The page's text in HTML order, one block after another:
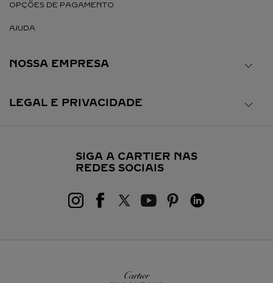
OPÇÕES DE PAGAMENTO
AJUDA
NOSSA EMPRESA
LEGAL E PRIVACIDADE
SIGA A CARTIER NAS
REDES SOCIAIS